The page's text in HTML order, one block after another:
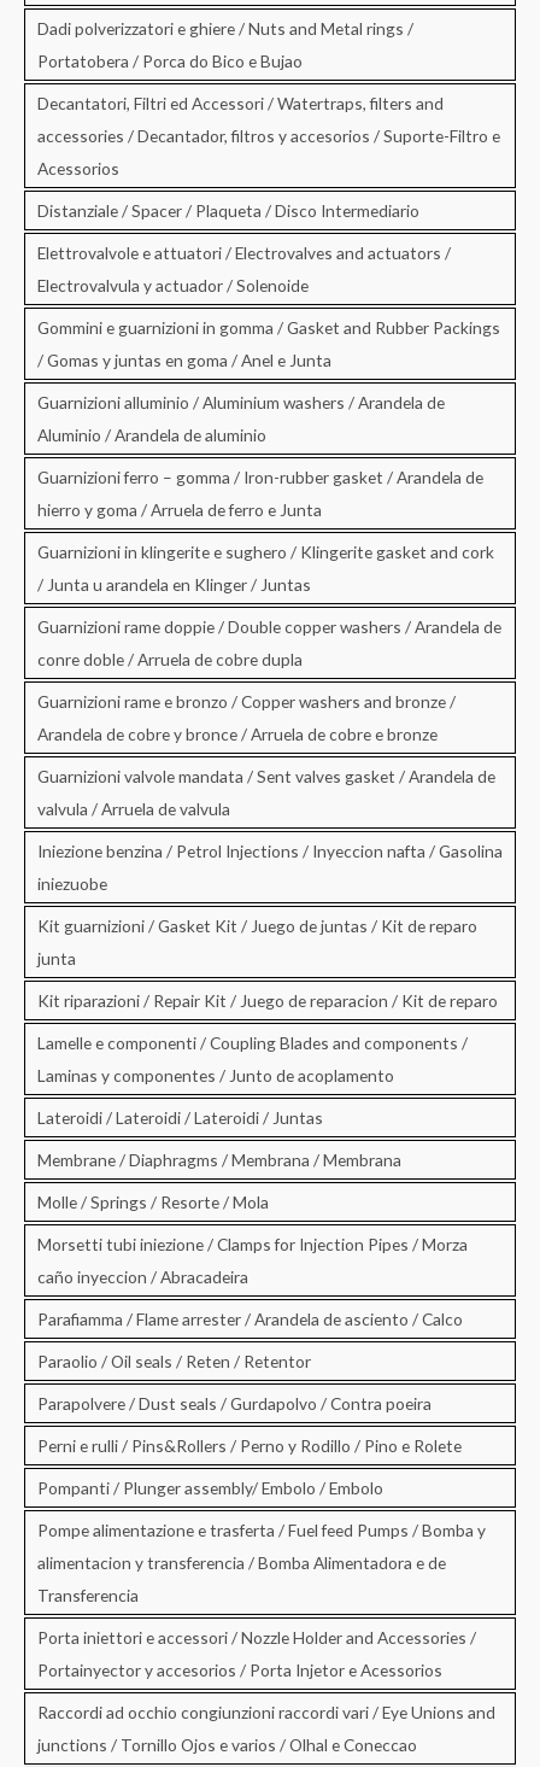
Dadi polverizzatori e ghiere / Nuts and Metal rings /
Portatobera / Porca do Bico e Bujao
Decantatori, Filtri ed Accessori / Watertraps, filters and
accessories / Decantador, filtros y accesorios / Suporte-Filtro e
Acessorios
Distanziale / Spacer / Plaqueta / Disco Intermediario
Elettrovalvole e attuatori / Electrovalves and actuators /
Electrovalvula y actuador / Solenoide
Gommini e guarnizioni in gomma / Gasket and Rubber Packings
/ Gomas y juntas en goma / Anel e Junta
Guarnizioni alluminio / Aluminium washers / Arandela de
Aluminio / Arandela de aluminio
Guarnizioni ferro – gomma / Iron-rubber gasket / Arandela de
hierro y goma / Arruela de ferro e Junta
Guarnizioni in klingerite e sughero / Klingerite gasket and cork
/ Junta u arandela en Klinger / Juntas
Guarnizioni rame doppie / Double copper washers / Arandela de
conre doble / Arruela de cobre dupla
Guarnizioni rame e bronzo / Copper washers and bronze /
Arandela de cobre y bronce / Arruela de cobre e bronze
Guarnizioni valvole mandata / Sent valves gasket / Arandela de
valvula / Arruela de valvula
Iniezione benzina / Petrol Injections / Inyeccion nafta / Gasolina
iniezuobe
Kit guarnizioni / Gasket Kit / Juego de juntas / Kit de reparo
junta
Kit riparazioni / Repair Kit / Juego de reparacion / Kit de reparo
Lamelle e componenti / Coupling Blades and components /
Laminas y componentes / Junto de acoplamento
Lateroidi / Lateroidi / Lateroidi / Juntas
Membrane / Diaphragms / Membrana / Membrana
Molle / Springs / Resorte / Mola
Morsetti tubi iniezione / Clamps for Injection Pipes / Morza
caño inyeccion / Abracadeira
Parafiamma / Flame arrester / Arandela de asciento / Calco
Paraolio / Oil seals / Reten / Retentor
Parapolvere / Dust seals / Gurdapolvo / Contra poeira
Perni e rulli / Pins&Rollers / Perno y Rodillo / Pino e Rolete
Pompanti / Plunger assembly/ Embolo / Embolo
Pompe alimentazione e trasferta / Fuel feed Pumps / Bomba y
alimentacion y transferencia / Bomba Alimentadora e de
Transferencia
Porta iniettori e accessori / Nozzle Holder and Accessories /
Portainyector y accesorios / Porta Injetor e Acessorios
Raccordi ad occhio congiunzioni raccordi vari / Eye Unions and
junctions / Tornillo Ojos e varios / Olhal e Coneccao